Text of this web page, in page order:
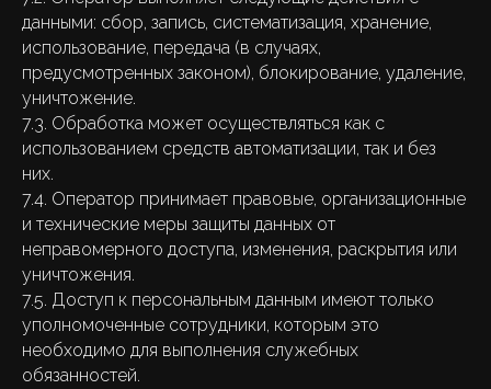
данными: сбор, запись, систематизация, хранение,
использование, передача (в случаях,
предусмотренных законом), блокирование, удаление,
уничтожение.
7.3. Обработка может осуществляться как с
использованием средств автоматизации, так и без
них.
7.4. Оператор принимает правовые, организационные
и технические меры защиты данных от
неправомерного доступа, изменения, раскрытия или
уничтожения.
7.5. Доступ к персональным данным имеют только
уполномоченные сотрудники, которым это
необходимо для выполнения служебных
обязанностей.